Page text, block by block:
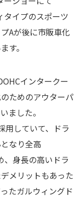
タイプのスポーツ
Aが後に市販車化
す。
インタークー
ためのアウターパ
ました。
用していて、ドラ
なり全高
身長の高いドラ
メリットもあった
たガルウィングド